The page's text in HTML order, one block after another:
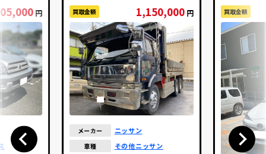
円 買取金額 1,150,000 円
メーカー ニッサン
車種 その他ニッサン
買取金額